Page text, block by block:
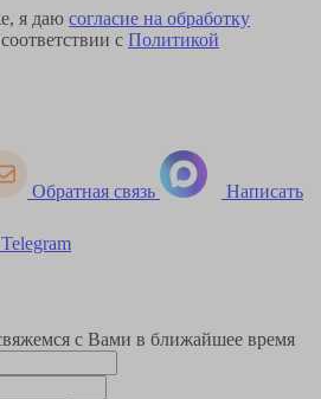
я даю согласие на обработку
с Политикой
Обратная связь Написать
с Вами в ближайшее время